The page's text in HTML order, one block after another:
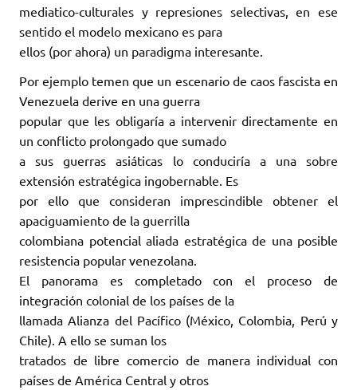
mediatico-culturales y represiones selectivas, en ese
sentido el modelo mexicano es para
ellos (por ahora) un paradigma interesante.
Por ejemplo temen que un escenario de caos fascista en
Venezuela derive en una guerra
popular que les obligaría a intervenir directamente en
un conflicto prolongado que sumado
a sus guerras asiáticas lo conduciría a una sobre
extensión estratégica ingobernable. Es
por ello que consideran imprescindible obtener el
apaciguamiento de la guerrilla
colombiana potencial aliada estratégica de una posible
resistencia popular venezolana.
El panorama es completado con el proceso de
integración colonial de los países de la
llamada Alianza del Pacífico (México, Colombia, Perú y
Chile). A ello se suman los
tratados de libre comercio de manera individual con
países de América Central y otros